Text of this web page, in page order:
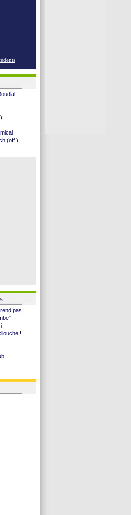
(off.)
pas
!
!